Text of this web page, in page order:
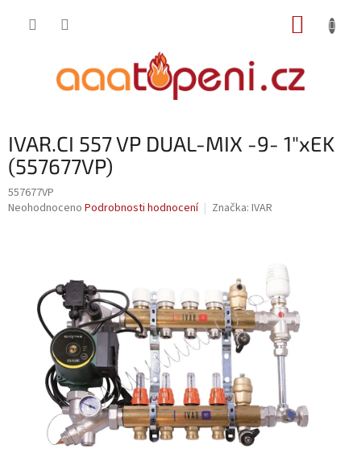
IVAR.CI 557 VP DUAL-MIX -9- 1"xEK
(557677VP)
557677VP
Průměrné
hvězdiček.
Neohodnoceno Podrobnosti hodnocení Značka: IVAR